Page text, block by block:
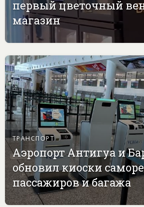
первый цветочный
магазин
ТРАНСПОРТ
Аэропорт Антигуа и
обновил киоски
пассажиров и багажа